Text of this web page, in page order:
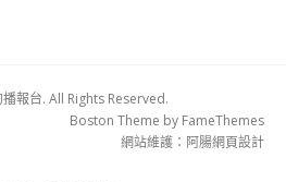
報台. All Rights Reserved.
Boston Theme by FameThemes
網站維護： 阿腸網頁設計